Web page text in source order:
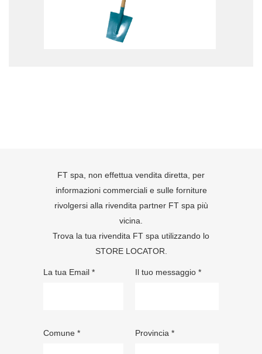
FT spa, non effettua vendita diretta, per
informazioni commerciali e sulle forniture
rivolgersi alla rivendita partner FT spa più
vicina.
Trova la tua rivendita FT spa utilizzando lo
STORE LOCATOR
La tua Email *
Comune *
Il tuo messaggio *
Provincia *